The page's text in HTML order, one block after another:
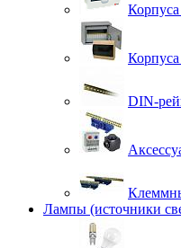
DIN-
Лампы (источники